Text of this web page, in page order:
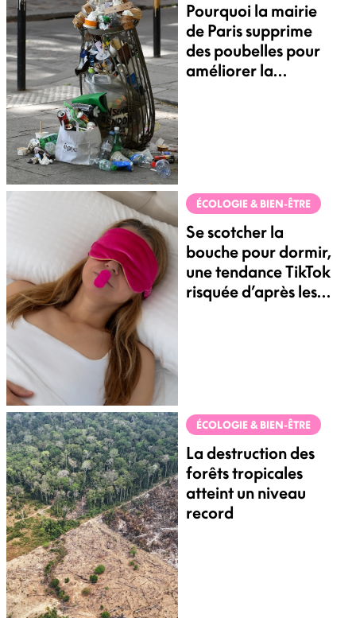
Pourquoi la mairie
de Paris supprime
des poubelles pour
améliorer la
ÉCOLOGIE & BIEN-ÊTRE
Se scotcher la
bouche pour dormir,
une tendance TikTok
risquée d’après les
ÉCOLOGIE & BIEN-ÊTRE
La destruction des
forêts tropicales
atteint un niveau
record